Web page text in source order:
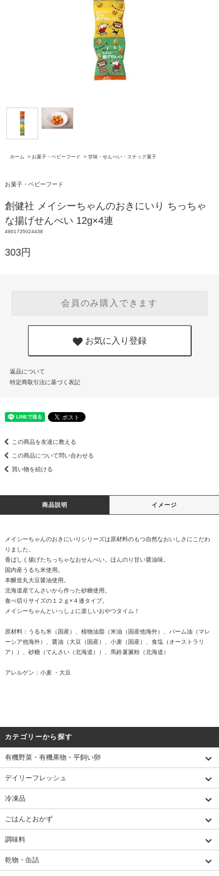
ホーム > お菓子・ベビーフード > 甘味・せんべい・スナック菓子
お菓子・ベビーフード
創健社 メイシーちゃんのおきにいり ちっちゃ
な揚げせんべい 12g×4連
4901735024438
303円
会員のみ購入できます
お気に入り登録
返品について
特定商取引法に基づく表記
この商品を友達に教える
この商品について問い合わせる
買い物を続ける
商品説明 イメージ
メイシーちゃんのおきにいりシリーズは原材料のもつ自然なおいしさにこだわ
りました。
香ばしく揚げたちっちゃなおせんべい。ほんのり甘い醤油味。
国内産うるち米使用。
本醸造丸大豆醤油使用。
北海道産てんさいから作った砂糖使用。
食べ切りサイズの１２ｇ×４連タイプ。
メイシーちゃんといっしょに楽しいおやつタイム！
原材料：うるち米（国産）、植物油脂（米油（国産他海外）、パーム油（マレ
ーシア他海外）、醤油（大豆（国産）、小麦（国産）、食塩（オーストラリ
ア））、砂糖（てんさい（北海道））、馬鈴薯澱粉（北海道）
アレルゲン：小麦 ・大豆
カテゴリーから探す
有機野菜・有機果物・平飼い卵
デイリーフレッシュ
冷凍品
ごはんとおかず
調味料
乾物・缶詰